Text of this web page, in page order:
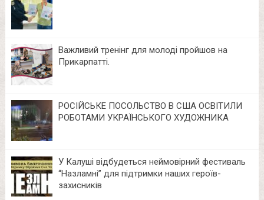
Важливий тренінг для молоді пройшов на
Прикарпатті.
РОСІЙСЬКЕ ПОСОЛЬСТВО В США ОСВІТИЛИ
РОБОТАМИ УКРАЇНСЬКОГО ХУДОЖНИКА
У Калуші відбудеться неймовірний фестиваль
“Назламні” для підтримки наших героїв-
захисників